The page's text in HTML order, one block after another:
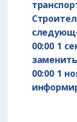
00:00 1
00:00 1